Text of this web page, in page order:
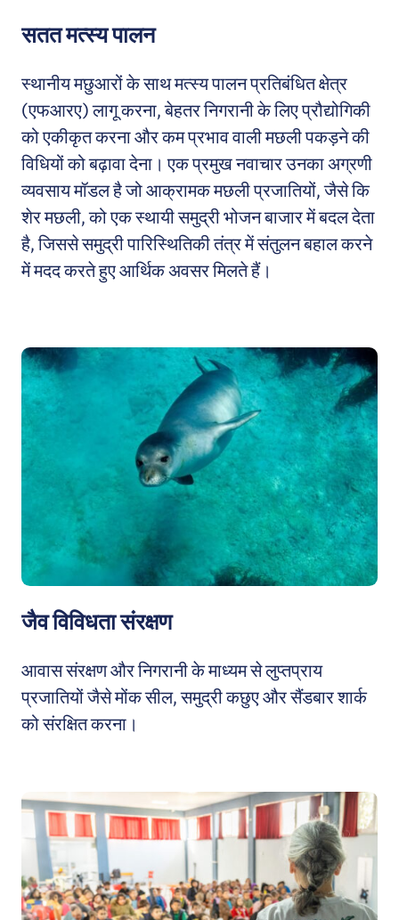
सतत मत्स्य पालन
स्थानीय मछुआरों के साथ मत्स्य पालन प्रतिबंधित क्षेत्र
(एफआरए) लागू करना, बेहतर निगरानी के लिए प्रौद्योगिकी
को एकीकृत करना और कम प्रभाव वाली मछली पकड़ने की
विधियों को बढ़ावा देना। एक प्रमुख नवाचार उनका अग्रणी
व्यवसाय मॉडल है जो आक्रामक मछली प्रजातियों, जैसे कि
शेर मछली, को एक स्थायी समुद्री भोजन बाजार में बदल देता
है, जिससे समुद्री पारिस्थितिकी तंत्र में संतुलन बहाल करने
में मदद करते हुए आर्थिक अवसर मिलते हैं।
जैव विविधता संरक्षण
आवास संरक्षण और निगरानी के माध्यम से लुप्तप्राय
प्रजातियों जैसे मोंक सील, समुद्री कछुए और सैंडबार शार्क
को संरक्षित करना।